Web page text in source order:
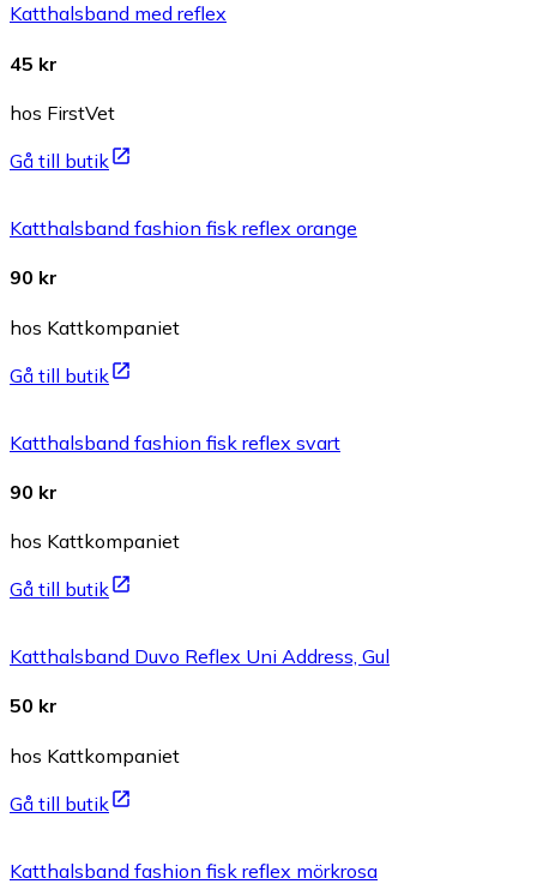
Katthalsband med reflex
45 kr
hos FirstVet
Gå till butik
Katthalsband fashion fisk reflex orange
90 kr
hos Kattkompaniet
Gå till butik
Katthalsband fashion fisk reflex svart
90 kr
hos Kattkompaniet
Gå till butik
Katthalsband Duvo Reflex Uni Address, Gul
50 kr
hos Kattkompaniet
Gå till butik
Katthalsband fashion fisk reflex mörkrosa